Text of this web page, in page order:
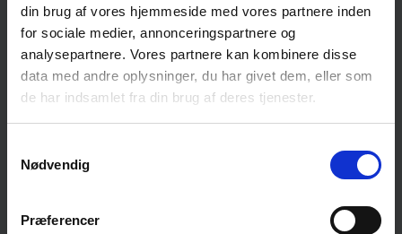
din brug af vores hjemmeside med vores partnere inden
for sociale medier, annonceringspartnere og
analysepartnere. Vores partnere kan kombinere disse
data med andre oplysninger, du har givet dem, eller som
de har indsamlet fra din brug af deres tjenester.
Nødvendig
Præferencer
introduktion til, hvordan Koda arbejder for dig, hvad
du selv skal have styr på, din grundlæggende
ophavsret og dine støttemuligheder under Koda
Kultur.
Du får også mulighed for at stille spørgsmål undervejs,
Til webinaret kan du møde METTE CAROLINE HOLM fra
Kodas medlemsservice.